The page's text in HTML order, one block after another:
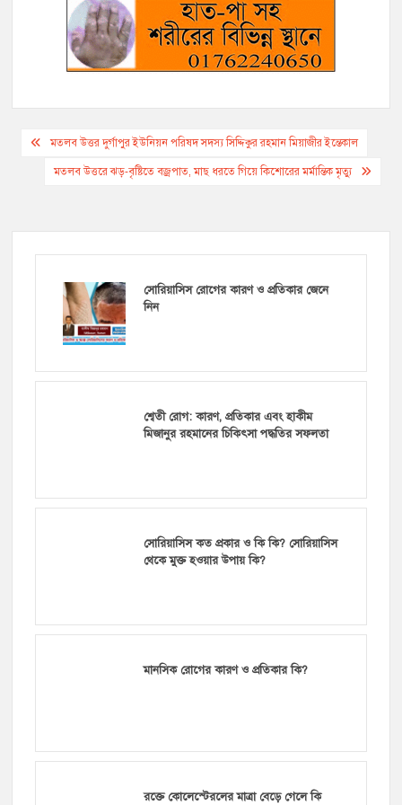
Post
navigation
মতলব উত্তর দুর্গাপুর ইউনিয়ন পরিষদ সদস্য সিদ্দিকুর রহমান মিয়াজীর ইন্তেকাল
মতলব উত্তরে ঝড়-বৃষ্টিতে বজ্রপাত, মাছ ধরতে গিয়ে কিশোরের মর্মান্তিক মৃত্যু
সোরিয়াসিস রোগের কারণ ও প্রতিকার জেনে
নিন
শ্বেতী রোগ: কারণ, প্রতিকার এবং হাকীম
মিজানুর রহমানের চিকিৎসা পদ্ধতির সফলতা
সোরিয়াসিস কত প্রকার ও কি কি? সোরিয়াসিস
থেকে মুক্ত হওয়ার উপায় কি?
মানসিক রোগের কারণ ও প্রতিকার কি?
রক্তে কোলেস্টেরলের মাত্রা বেড়ে গেলে কি